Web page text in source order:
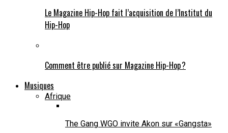
Le Magazine Hip-Hop fait l’acquisition de l’Institut du
Hip-Hop
Comment être publié sur Magazine Hip-Hop ?
Musiques
Afrique
The Gang WGO invite Akon sur «Gangsta»